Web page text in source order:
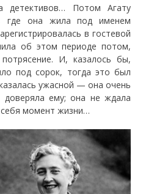
детективов… Потом Агату
где она жила под именем
в гостевой
об этом периоде потом,
И, казалось бы,
под сорок, тогда это был
ужасной — она очень
ему; она не ждала
момент жизни…